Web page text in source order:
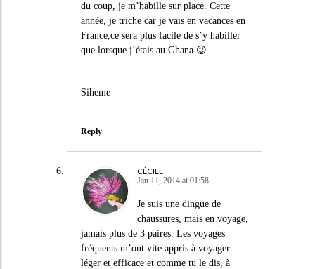
du coup, je m’habille sur place. Cette
année, je triche car je vais en vacances en
France,ce sera plus facile de s’y habiller
que lorsque j’étais au Ghana 😉
Siheme
Reply
CÉCILE
Jan 11, 2014 at 01:58
Je suis une dingue de
chaussures, mais en voyage,
jamais plus de 3 paires. Les voyages
fréquents m’ont vite appris à voyager
léger et efficace et comme tu le dis, à